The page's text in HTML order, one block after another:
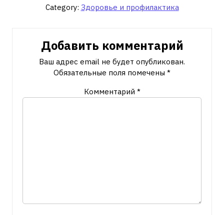
Category: Здоровье и профилактика
Добавить комментарий
Ваш адрес email не будет опубликован.
Обязательные поля помечены *
Комментарий *